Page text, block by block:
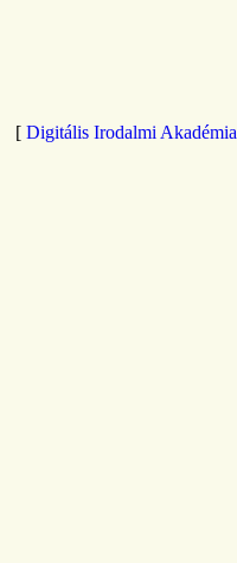
[Digitális Irodalmi Akadémia